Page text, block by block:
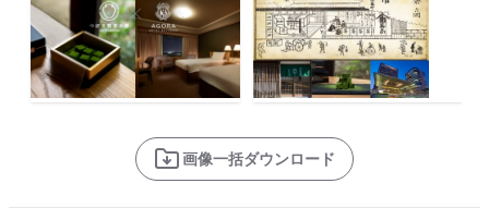
画像一括ダウンロード